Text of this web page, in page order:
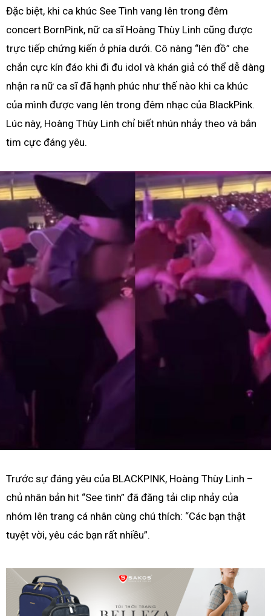
Đặc biệt, khi ca khúc See Tình vang lên trong đêm
concert BornPink, nữ ca sĩ Hoàng Thùy Linh cũng được
trực tiếp chứng kiến ở phía dưới. Cô nàng “lên đồ” che
chắn cực kín đáo khi đi đu idol và khán giả có thể dễ dàng
nhận ra nữ ca sĩ đã hạnh phúc như thế nào khi ca khúc
của mình được vang lên trong đêm nhạc của BlackPink.
Lúc này, Hoàng Thùy Linh chỉ biết nhún nhảy theo và bắn
tim cực đáng yêu.
Trước sự đáng yêu của BLACKPINK, Hoàng Thùy Linh –
chủ nhân bản hit “See tình” đã đăng tải clip nhảy của
nhóm lên trang cá nhân cùng chú thích: “Các bạn thật
tuyệt vời, yêu các bạn rất nhiều”.